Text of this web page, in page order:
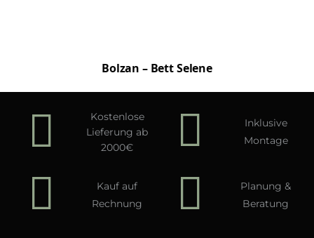
Bolzan – Bett Selene
Kostenlose
Lieferung ab
2000€
Inklusive
Montage
Kauf auf
Rechnung
Planung &
Beratung